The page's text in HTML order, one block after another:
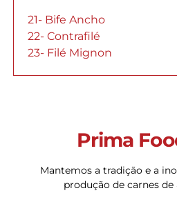
21- Bife Ancho
22- Contrafilé
23- Filé Mignon
Prima
Mantemos a tradição e a
produção de carnes